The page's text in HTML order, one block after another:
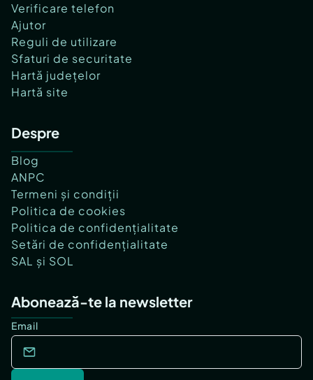
Verificare telefon
Ajutor
Reguli de utilizare
Sfaturi de securitate
Hartă județelor
Hartă site
Despre
Blog
ANPC
Termeni și condiții
Politica de cookies
Politica de confidențialitate
Setări de confidențialitate
SAL și SOL
Abonează-te la newsletter
Email